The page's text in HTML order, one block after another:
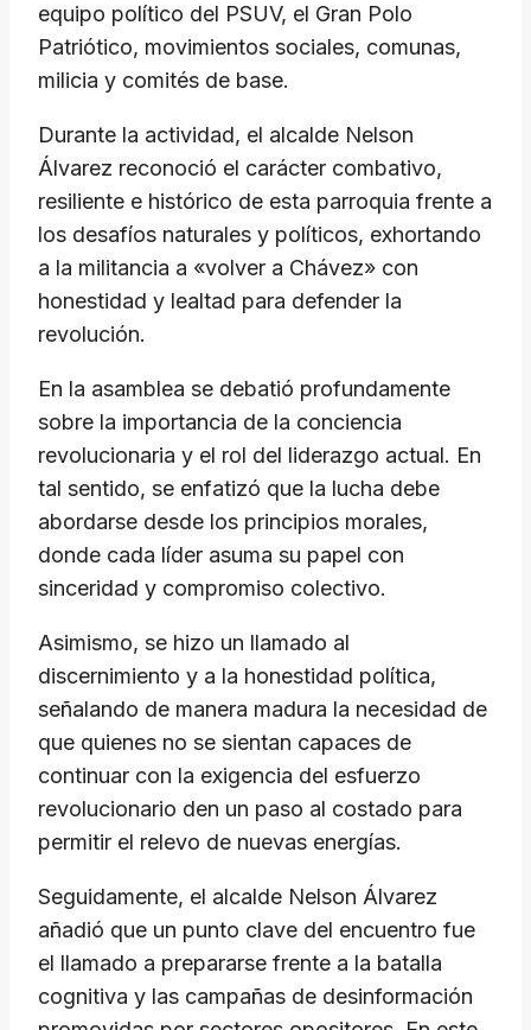
equipo político del PSUV, el Gran Polo
Patriótico, movimientos sociales, comunas,
milicia y comités de base.
​Durante la actividad, el alcalde Nelson
Álvarez reconoció el carácter combativo,
resiliente e histórico de esta parroquia frente a
los desafíos naturales y políticos, exhortando
a la militancia a «volver a Chávez» con
honestidad y lealtad para defender la
revolución.
​En la asamblea se debatió profundamente
sobre la importancia de la conciencia
revolucionaria y el rol del liderazgo actual. En
tal sentido, se enfatizó que la lucha debe
abordarse desde los principios morales,
donde cada líder asuma su papel con
sinceridad y compromiso colectivo.
Asimismo, se hizo un llamado al
discernimiento y a la honestidad política,
señalando de manera madura la necesidad de
que quienes no se sientan capaces de
continuar con la exigencia del esfuerzo
revolucionario den un paso al costado para
permitir el relevo de nuevas energías.
Seguidamente, el alcalde Nelson Álvarez
añadió que un punto clave del encuentro fue
el llamado a prepararse frente a la batalla
cognitiva y las campañas de desinformación